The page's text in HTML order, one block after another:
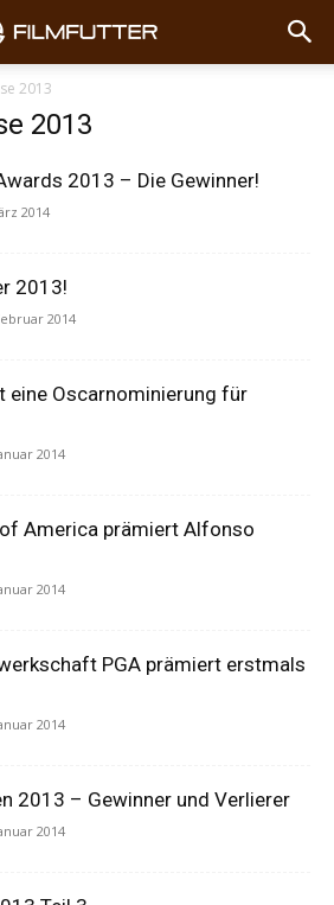
2013
2013
2013 – Die Gewinner!
2014
2013!
2014
eine Oscarnominierung für
2014
America prämiert Alfonso
2014
PGA prämiert erstmals
2014
2013 – Gewinner und Verlierer
2014